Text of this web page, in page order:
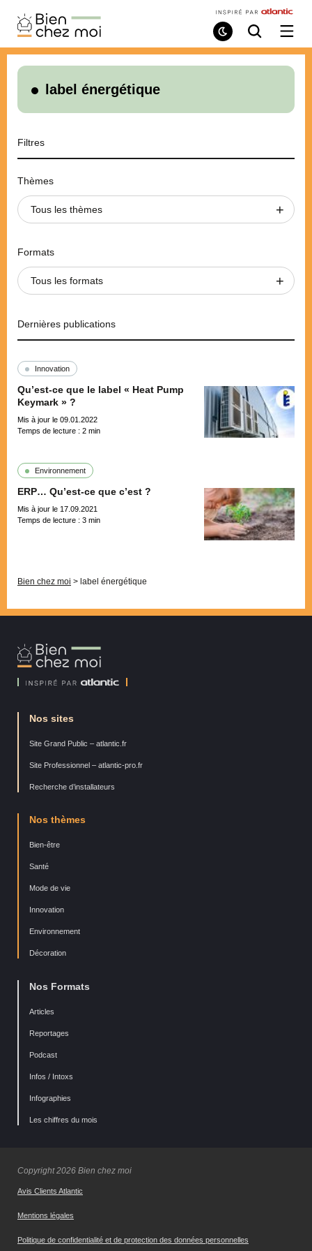
Bien
Chez
Moi
Mode
de
Recherche
/
le
label énergétique
Filtres
Thèmes
Tous les thèmes
Formats
Tous les formats
Dernières publications
Innovation
Qu’est-ce que le label « Heat Pump
Keymark » ?
Mis à jour le 09.01.2022
Temps de lecture : 2 min
Environnement
ERP… Qu’est-ce que c’est ?
Mis à jour le 17.09.2021
Temps de lecture : 3 min
Bien chez moi > label énergétique
Bien
Chez
Nos sites
Site Grand Public – atlantic.fr
Site Professionnel – atlantic-pro.fr
Recherche d’installateurs
Nos thèmes
Bien-être
Santé
Mode de vie
Innovation
Environnement
Décoration
Nos Formats
Articles
Reportages
Podcast
Infos / Intoxs
Infographies
Les chiffres du mois
Copyright 2026 Bien chez moi
Avis Clients Atlantic
Mentions légales
Politique de confidentialité et de protection des données personnelles